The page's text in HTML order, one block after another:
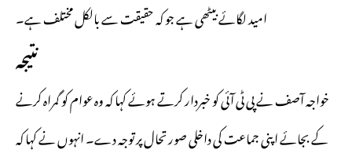
امید لگائے بیٹھی ہے جو کہ حقیقت سے بالکل مختلف ہے۔
نتیجہ
خواجہ آصف نے پی ٹی آئی کو خبردار کرتے ہوئے کہا کہ وہ عوام کو گمراہ کرنے
کے بجائے اپنی جماعت کی داخلی صورتحال پر توجہ دے۔ انہوں نے کہا کہ